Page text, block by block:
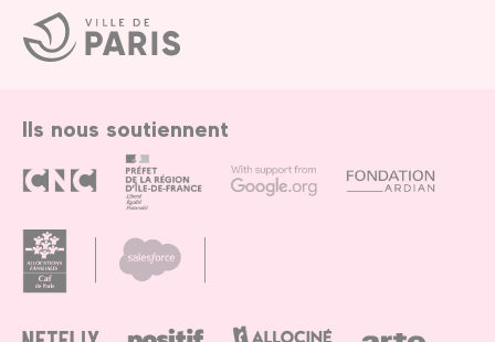
Ville
de
Paris
Ils nous soutiennent